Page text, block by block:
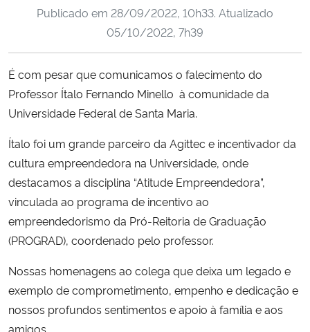
Ministério da Cidadania
Ministério de Minas e Energia
Ministério da Ciência, Tecnologia, Inovações e Comunicações
Ministério do Meio Ambiente
Ministério do Desenvolvimento Regional
Controladoria-Geral da União
Ministério da Mulher, da Família e dos Direitos Humanos
Publicado em 28/09/2022, 10h33. Atualizado
05/10/2022, 7h39
É com pesar que comunicamos o falecimento do
Professor Ítalo Fernando Minello à comunidade da
Universidade Federal de Santa Maria.
Ítalo foi um grande parceiro da Agittec e incentivador da
cultura empreendedora na Universidade, onde
destacamos a disciplina “Atitude Empreendedora”,
vinculada ao programa de incentivo ao
empreendedorismo da Pró-Reitoria de Graduação
(PROGRAD), coordenado pelo professor.
Nossas homenagens ao colega que deixa um legado e
exemplo de comprometimento, empenho e dedicação e
nossos profundos sentimentos e apoio à família e aos
amigos.